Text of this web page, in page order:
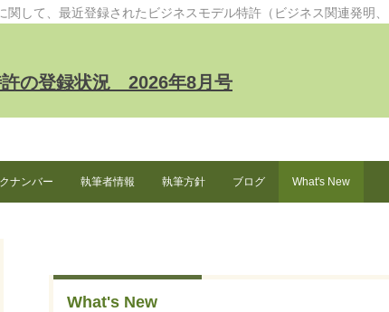
の登録状況 2026年8月号
関して、最近登録されたビジネスモデル特許（ビジネス関連発明
ナンバー 執筆者情報 執筆方針 ブログ What's New
What's New